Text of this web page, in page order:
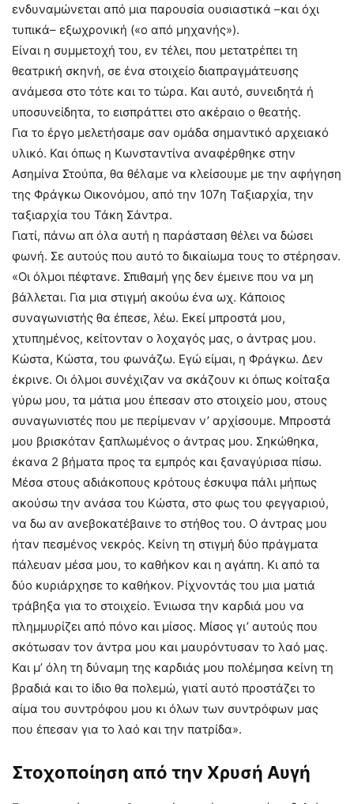
ενδυναμώνεται από μια παρουσία ουσιαστικά –και όχι
τυπικά– εξωχρονική («ο από μηχανής»).
Είναι η συμμετοχή του, εν τέλει, που μετατρέπει τη
θεατρική σκηνή, σε ένα στοιχείο διαπραγμάτευσης
ανάμεσα στο τότε και το τώρα. Και αυτό, συνειδητά ή
υποσυνείδητα, το εισπράττει στο ακέραιο ο θεατής.
Για το έργο μελετήσαμε σαν ομάδα σημαντικό αρχειακό
υλικό. Και όπως η Κωνσταντίνα αναφέρθηκε στην
Ασημίνα Στούπα, θα θέλαμε να κλείσουμε με την αφήγηση
της Φράγκω Οικονόμου, από την 107η Ταξιαρχία, την
ταξιαρχία του Τάκη Σάντρα.
Γιατί, πάνω απ όλα αυτή η παράσταση θέλει να δώσει
φωνή. Σε αυτούς που αυτό το δικαίωμα τους το στέρησαν.
«Οι όλμοι πέφτανε. Σπιθαμή γης δεν έμεινε που να μη
βάλλεται. Για μια στιγμή ακούω ένα ωχ. Κάποιος
συναγωνιστής θα έπεσε, λέω. Εκεί μπροστά μου,
χτυπημένος, κείτονταν ο λοχαγός μας, ο άντρας μου.
Κώστα, Κώστα, του φωνάζω. Εγώ είμαι, η Φράγκω. Δεν
έκρινε. Οι όλμοι συνέχιζαν να σκάζουν κι όπως κοίταξα
γύρω μου, τα μάτια μου έπεσαν στο στοιχείο μου, στους
συναγωνιστές που με περίμεναν ν’ αρχίσουμε. Μπροστά
μου βρισκόταν ξαπλωμένος ο άντρας μου. Σηκώθηκα,
έκανα 2 βήματα προς τα εμπρός και ξαναγύρισα πίσω.
Μέσα στους αδιάκοπους κρότους έσκυψα πάλι μήπως
ακούσω την ανάσα του Κώστα, στο φως του φεγγαριού,
να δω αν ανεβοκατέβαινε το στήθος του. Ο άντρας μου
ήταν πεσμένος νεκρός. Κείνη τη στιγμή δύο πράγματα
πάλευαν μέσα μου, το καθήκον και η αγάπη. Κι από τα
δύο κυριάρχησε το καθήκον. Ρίχνοντάς του μια ματιά
τράβηξα για το στοιχείο. Ένιωσα την καρδιά μου να
πλημμυρίζει από πόνο και μίσος. Μίσος γι’ αυτούς που
σκότωσαν τον άντρα μου και μαυρόντυσαν το λαό μας.
Και μ’ όλη τη δύναμη της καρδιάς μου πολέμησα κείνη τη
βραδιά και το ίδιο θα πολεμώ, γιατί αυτό προστάζει το
αίμα του συντρόφου μου κι όλων των συντρόφων μας
που έπεσαν για το λαό και την πατρίδα».
Στοχοποίηση από την Χρυσή Αυγή